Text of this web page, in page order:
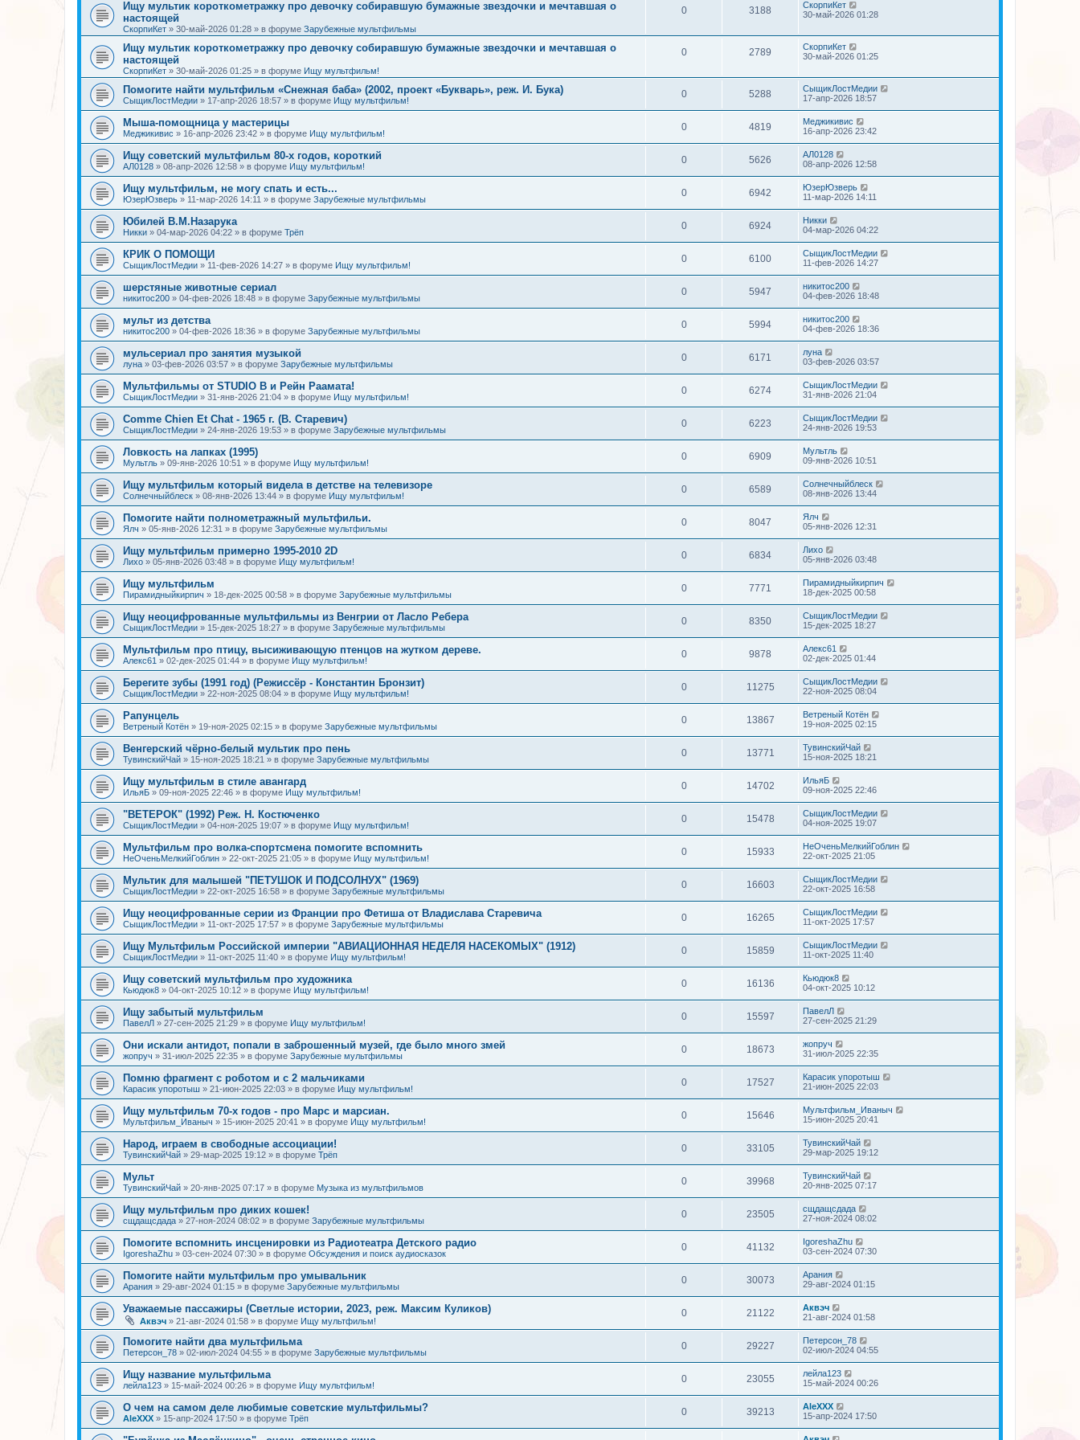
Ищу мультик короткометражку про девочку собиравшую бумажные звездочки и мечтавшая о
настоящей
СкорпиКет » 30-май-2026 01:28 » в форуме Зарубежные мультфильмы
0 3188
СкорпиКет
30-май-2026 01:28
Ищу мультик короткометражку про девочку собиравшую бумажные звездочки и мечтавшая о
настоящей
СкорпиКет » 30-май-2026 01:25 » в форуме Ищу мультфильм!
0 2789
СкорпиКет
30-май-2026 01:25
Помогите найти мультфильм «Снежная баба» (2002, проект «Букварь», реж. И. Бука)
СыщикЛостМедии » 17-апр-2026 18:57 » в форуме Ищу мультфильм!
0 5288
СыщикЛостМедии
17-апр-2026 18:57
Мыша-помощница у мастерицы
Меджикивис » 16-апр-2026 23:42 » в форуме Ищу мультфильм!
0 4819
Меджикивис
16-апр-2026 23:42
Ищу советский мультфильм 80-х годов, короткий
АЛ0128 » 08-апр-2026 12:58 » в форуме Ищу мультфильм!
0 5626
АЛ0128
08-апр-2026 12:58
Ищу мультфильм, не могу спать и есть...
ЮзерЮзверь » 11-мар-2026 14:11 » в форуме Зарубежные мультфильмы
0 6942
ЮзерЮзверь
11-мар-2026 14:11
Юбилей В.М.Назарука
Никки » 04-мар-2026 04:22 » в форуме Трёп
0 6924
Никки
04-мар-2026 04:22
КРИК О ПОМОЩИ
СыщикЛостМедии » 11-фев-2026 14:27 » в форуме Ищу мультфильм!
0 6100
СыщикЛостМедии
11-фев-2026 14:27
шерстяные животные сериал
никитос200 » 04-фев-2026 18:48 » в форуме Зарубежные мультфильмы
0 5947
никитос200
04-фев-2026 18:48
мульт из детства
никитос200 » 04-фев-2026 18:36 » в форуме Зарубежные мультфильмы
0 5994
никитос200
04-фев-2026 18:36
мульсериал про занятия музыкой
луна » 03-фев-2026 03:57 » в форуме Зарубежные мультфильмы
0 6171
луна
03-фев-2026 03:57
Мультфильмы от STUDIO B и Рейн Раамата!
СыщикЛостМедии » 31-янв-2026 21:04 » в форуме Ищу мультфильм!
0 6274
СыщикЛостМедии
31-янв-2026 21:04
Comme Chien Et Chat - 1965 г. (В. Старевич)
СыщикЛостМедии » 24-янв-2026 19:53 » в форуме Зарубежные мультфильмы
0 6223
СыщикЛостМедии
24-янв-2026 19:53
Ловкость на лапках (1995)
Мультль » 09-янв-2026 10:51 » в форуме Ищу мультфильм!
0 6909
Мультль
09-янв-2026 10:51
Ищу мультфильм который видела в детстве на телевизоре
Солнечныйблеск » 08-янв-2026 13:44 » в форуме Ищу мультфильм!
0 6589
Солнечныйблеск
08-янв-2026 13:44
Помогите найти полнометражный мультфильи.
Ялч » 05-янв-2026 12:31 » в форуме Зарубежные мультфильмы
0 8047
Ялч
05-янв-2026 12:31
Ищу мультфильм примерно 1995-2010 2D
Лихо » 05-янв-2026 03:48 » в форуме Ищу мультфильм!
0 6834
Лихо
05-янв-2026 03:48
Ищу мультфильм
Пирамидныйкирпич » 18-дек-2025 00:58 » в форуме Зарубежные мультфильмы
0 7771
Пирамидныйкирпич
18-дек-2025 00:58
Ищу неоцифрованные мультфильмы из Венгрии от Ласло Ребера
СыщикЛостМедии » 15-дек-2025 18:27 » в форуме Зарубежные мультфильмы
0 8350
СыщикЛостМедии
15-дек-2025 18:27
Мультфильм про птицу, высиживающую птенцов на жутком дереве.
Алекс61 » 02-дек-2025 01:44 » в форуме Ищу мультфильм!
0 9878
Алекс61
02-дек-2025 01:44
Берегите зубы (1991 год) (Режиссёр - Константин Бронзит)
СыщикЛостМедии » 22-ноя-2025 08:04 » в форуме Ищу мультфильм!
0 11275
СыщикЛостМедии
22-ноя-2025 08:04
Рапунцель
Ветреный Котён » 19-ноя-2025 02:15 » в форуме Зарубежные мультфильмы
0 13867
Ветреный Котён
19-ноя-2025 02:15
Венгерский чёрно-белый мультик про пень
ТувинскийЧай » 15-ноя-2025 18:21 » в форуме Зарубежные мультфильмы
0 13771
ТувинскийЧай
15-ноя-2025 18:21
Ищу мультфильм в стиле авангард
ИльяБ » 09-ноя-2025 22:46 » в форуме Ищу мультфильм!
0 14702
ИльяБ
09-ноя-2025 22:46
"ВЕТЕРОК" (1992) Реж. Н. Костюченко
СыщикЛостМедии » 04-ноя-2025 19:07 » в форуме Ищу мультфильм!
0 15478
СыщикЛостМедии
04-ноя-2025 19:07
Мультфильм про волка-спортсмена помогите вспомнить
НеОченьМелкийГоблин » 22-окт-2025 21:05 » в форуме Ищу мультфильм!
0 15933
НеОченьМелкийГоблин
22-окт-2025 21:05
Мультик для малышей "ПЕТУШОК И ПОДСОЛНУХ" (1969)
СыщикЛостМедии » 22-окт-2025 16:58 » в форуме Зарубежные мультфильмы
0 16603
СыщикЛостМедии
22-окт-2025 16:58
Ищу неоцифрованные серии из Франции про Фетиша от Владислава Старевича
СыщикЛостМедии » 11-окт-2025 17:57 » в форуме Зарубежные мультфильмы
0 16265
СыщикЛостМедии
11-окт-2025 17:57
Ищу Мультфильм Российской империи "АВИАЦИОННАЯ НЕДЕЛЯ НАСЕКОМЫХ" (1912)
СыщикЛостМедии » 11-окт-2025 11:40 » в форуме Ищу мультфильм!
0 15859
СыщикЛостМедии
11-окт-2025 11:40
Ищу советский мультфильм про художника
Кьюдюк8 » 04-окт-2025 10:12 » в форуме Ищу мультфильм!
0 16136
Кьюдюк8
04-окт-2025 10:12
Ищу забытый мультфильм
ПавелЛ » 27-сен-2025 21:29 » в форуме Ищу мультфильм!
0 15597
ПавелЛ
27-сен-2025 21:29
Они искали антидот, попали в заброшенный музей, где было много змей
жопруч » 31-июл-2025 22:35 » в форуме Зарубежные мультфильмы
0 18673
жопруч
31-июл-2025 22:35
Помню фрагмент с роботом и с 2 мальчиками
Карасик упоротыш » 21-июн-2025 22:03 » в форуме Ищу мультфильм!
0 17527
Карасик упоротыш
21-июн-2025 22:03
Ищу мультфильм 70-х годов - про Марс и марсиан.
Мультфильм_Иваныч » 15-июн-2025 20:41 » в форуме Ищу мультфильм!
0 15646
Мультфильм_Иваныч
15-июн-2025 20:41
Народ, играем в свободные ассоциации!
ТувинскийЧай » 29-мар-2025 19:12 » в форуме Трёп
0 33105
ТувинскийЧай
29-мар-2025 19:12
Мульт
ТувинскийЧай » 20-янв-2025 07:17 » в форуме Музыка из мультфильмов
0 39968
ТувинскийЧай
20-янв-2025 07:17
Ищу мультфильм про диких кошек!
сщдащсдада » 27-ноя-2024 08:02 » в форуме Зарубежные мультфильмы
0 23505
сщдащсдада
27-ноя-2024 08:02
Помогите вспомнить инсценировки из Радиотеатра Детского радио
IgoreshaZhu » 03-сен-2024 07:30 » в форуме Обсуждения и поиск аудиосказок
0 41132
IgoreshaZhu
03-сен-2024 07:30
Помогите найти мультфильм про умывальник
Арания » 29-авг-2024 01:15 » в форуме Зарубежные мультфильмы
0 30073
Арания
29-авг-2024 01:15
Уважаемые пассажиры (Светлые истории, 2023, реж. Максим Куликов)
Аквэч » 21-авг-2024 01:58 » в форуме Ищу мультфильм!
0 21122
Аквэч
21-авг-2024 01:58
Помогите найти два мультфильма
Петерсон_78 » 02-июл-2024 04:55 » в форуме Зарубежные мультфильмы
0 29227
Петерсон_78
02-июл-2024 04:55
Ищу название мультфильма
лейла123 » 15-май-2024 00:26 » в форуме Ищу мультфильм!
0 23055
лейла123
15-май-2024 00:26
О чем на самом деле любимые советские мультфильмы?
AleXXX » 15-апр-2024 17:50 » в форуме Трёп
0 39213
AleXXX
15-апр-2024 17:50